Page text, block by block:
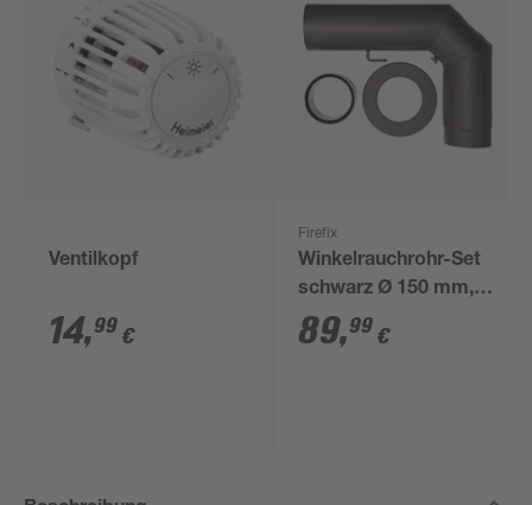
Ventilkopf
14,99 €
Firefix
Winkelrauchrohr-Set
schwarz Ø 150 mm,
3-teilig
89,99 €